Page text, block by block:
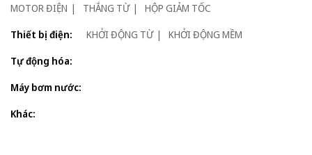
MOTOR ĐIỆN
THẮNG TỪ
HỘP GIẢM TỐC
Thiết bị điện:
KHỞI ĐỘNG TỪ
KHỞI ĐỘNG MỀM
Tự động hóa:
Máy bơm nước:
Khác: